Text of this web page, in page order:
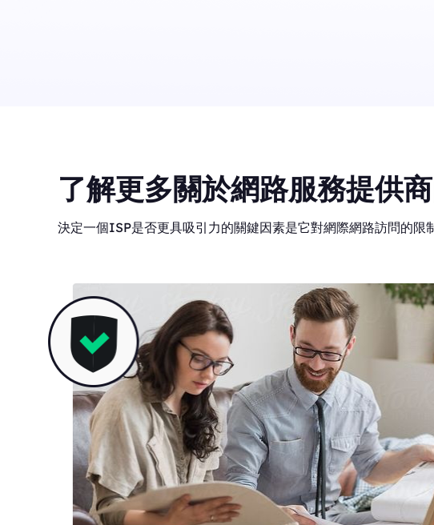
了解更多關於網路服務提供
決定一個ISP是否更具吸引力的關鍵因素是它對網際網路訪問的